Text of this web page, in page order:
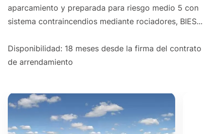
aparcamiento y preparada para riesgo medio 5 con
sistema contraincendios mediante rociadores, BIES...
Disponibilidad: 18 meses desde la firma del contrato
de arrendamiento